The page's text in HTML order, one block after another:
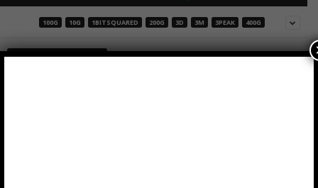
100G 10G 1BITSQUARED 200G 3D 3M 3PEAK 400G
REDTREE SOLUTIONS Inicio Redtree Solutions